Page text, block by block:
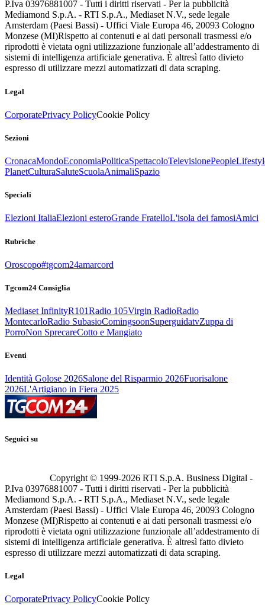
P.Iva 03976881007 - Tutti i diritti riservati - Per la pubblicità
Mediamond S.p.A. - RTI S.p.A., Mediaset N.V., sede legale
Amsterdam (Paesi Bassi) - Uffici Viale Europa 46, 20093 Cologno
Monzese (MI)Rispetto ai contenuti e ai dati personali trasmessi e/o
riprodotti è vietata ogni utilizzazione funzionale all’addestramento di
sistemi di intelligenza artificiale generativa. È altresì fatto divieto
espresso di utilizzare mezzi automatizzati di data scraping.
Legal
CorporatePrivacy PolicyCookie Policy
Sezioni
CronacaMondoEconomiaPoliticaSpettacoloTelevisionePeople
PlanetCulturaSaluteScuolaAnimaliSpazio
Speciali
Elezioni ItaliaElezioni esteroGrande FratelloL'isola dei famosiAmici
Rubriche
Oroscopo#tgcom24amarcord
Tgcom24 Consiglia
Mediaset InfinityR101Radio 105Virgin RadioRadio
MontecarloRadio SubasioComingsoonSuperguidatvZuppa di
PorroNon SprecareCotto e Mangiato
Eventi
Identità Golose 2026Salone del Risparmio 2026Fuorisalone
2026L'Artigiano in Fiera 2025
Seguici su
Copyright © 1999-2026 RTI S.p.A. Business Digital -
P.Iva 03976881007 - Tutti i diritti riservati - Per la pubblicità
Mediamond S.p.A. - RTI S.p.A., Mediaset N.V., sede legale
Amsterdam (Paesi Bassi) - Uffici Viale Europa 46, 20093 Cologno
Monzese (MI)Rispetto ai contenuti e ai dati personali trasmessi e/o
riprodotti è vietata ogni utilizzazione funzionale all’addestramento di
sistemi di intelligenza artificiale generativa. È altresì fatto divieto
espresso di utilizzare mezzi automatizzati di data scraping.
Legal
CorporatePrivacy PolicyCookie Policy